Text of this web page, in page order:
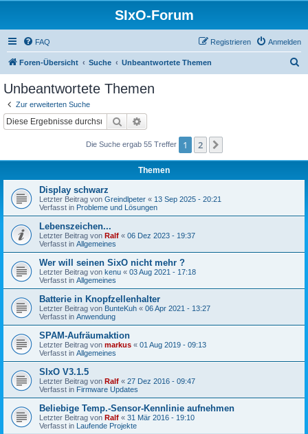
SIxO-Forum
FAQ Anmelden
Registrieren
Foren-Übersicht Suche Unbeantwortete Themen
Unbeantwortete Themen
Zur erweiterten Suche
Suche
Die Suche ergab 55 Treffer 1 2
Themen
Display schwarz
Letzter Beitrag von Greindlpeter « 13 Sep 2025 - 20:21
Verfasst in Probleme und Lösungen
Lebenszeichen...
Letzter Beitrag von Ralf « 06 Dez 2023 - 19:37
Verfasst in Allgemeines
Wer will seinen SixO nicht mehr ?
Letzter Beitrag von kenu « 03 Aug 2021 - 17:18
Verfasst in Allgemeines
Batterie in Knopfzellenhalter
Letzter Beitrag von BunteKuh « 06 Apr 2021 - 13:27
Verfasst in Anwendung
SPAM-Aufräumaktion
Letzter Beitrag von markus « 01 Aug 2019 - 09:13
Verfasst in Allgemeines
SIxO V3.1.5
Letzter Beitrag von Ralf « 27 Dez 2016 - 09:47
Verfasst in Firmware Updates
Beliebige Temp.-Sensor-Kennlinie aufnehmen
Letzter Beitrag von Ralf « 31 Mär 2016 - 19:10
Verfasst in Laufende Projekte